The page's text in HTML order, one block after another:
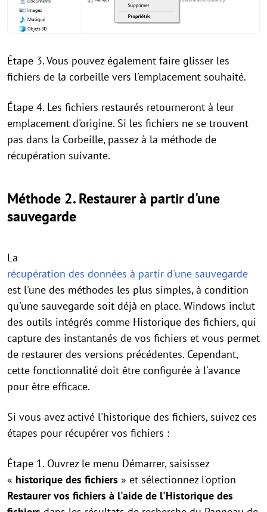
Étape 3. Vous pouvez également faire glisser les
fichiers de la corbeille vers l'emplacement souhaité.
Étape 4. Les fichiers restaurés retourneront à leur
emplacement d'origine. Si les fichiers ne se trouvent
pas dans la Corbeille, passez à la méthode de
récupération suivante.
Méthode 2. Restaurer à partir d'une
sauvegarde
La
récupération des données à partir d'une sauvegarde
est l'une des méthodes les plus simples, à condition
qu'une sauvegarde soit déjà en place. Windows inclut
des outils intégrés comme Historique des fichiers, qui
capture des instantanés de vos fichiers et vous permet
de restaurer des versions précédentes. Cependant,
cette fonctionnalité doit être configurée à l'avance
pour être efficace.
Si vous avez activé l'historique des fichiers, suivez ces
étapes pour récupérer vos fichiers :
Étape 1. Ouvrez le menu Démarrer, saisissez
« historique des fichiers » et sélectionnez l'option
Restaurer vos fichiers à l'aide de l'Historique des